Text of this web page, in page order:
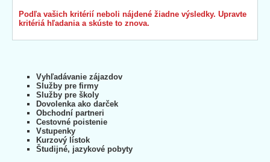
Podľa vašich kritérií neboli nájdené žiadne výsledky. Upravte
kritériá hľadania a skúste to znova.
Vyhľadávanie zájazdov
Služby pre firmy
Služby pre školy
Dovolenka ako darček
Obchodní partneri
Cestovné poistenie
Vstupenky
Kurzový lístok
Študijné, jazykové pobyty